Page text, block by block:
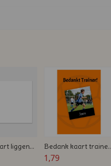
liggend
-
Bedank kaart trainer
voetbal met naam en
1,79